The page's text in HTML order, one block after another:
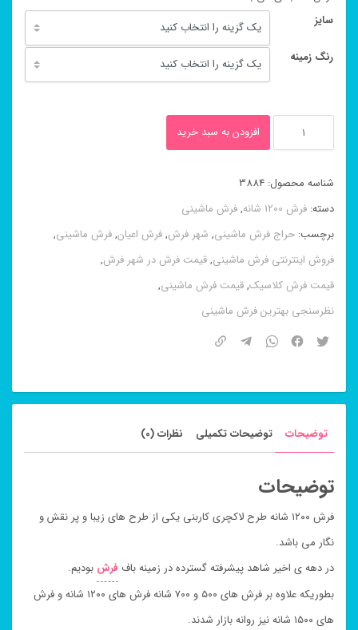
سایز
رنگ زمینه
۱۲۰۰
شانه
طرح
لاکچری
کاربنی
عدد
افزودن به سبد خرید
شناسه محصول: 3884
دسته: فرش 1200 شانه ,فرش ماشینی
برچسب: حراج فرش ماشینی, شهر فرش,فرش اعیان,فرش ماشینی,
فروش اینترنتی فرش ماشینی,قیمت فرش در شهر فرش,
قیمت فرش کلاسیک,قیمت فرش ماشینی,
نظرسنجی بهترین فرش ماشینی
توضیحات توضیحات تکمیلی نظرات (0)
توضیحات
فرش ۱۲۰۰ شانه طرح لاکچری کاربنی یکی از طرح های زیبا و پر نقش و
نگار می باشد.
در دهه ی اخیر شاهد پیشرفته گسترده در زمینه باف فرش بودیم.
بطوریکه علاوه بر فرش های ۵۰۰ و ۷۰۰ شانه فرش های ۱۲۰۰ شانه و فرش
های ۱۵۰۰ شانه نیز روانه بازار شدند.